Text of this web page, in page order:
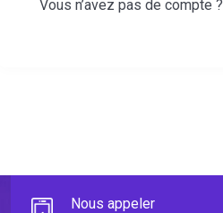
Vous n’avez pas de compte ?
Nous appeler